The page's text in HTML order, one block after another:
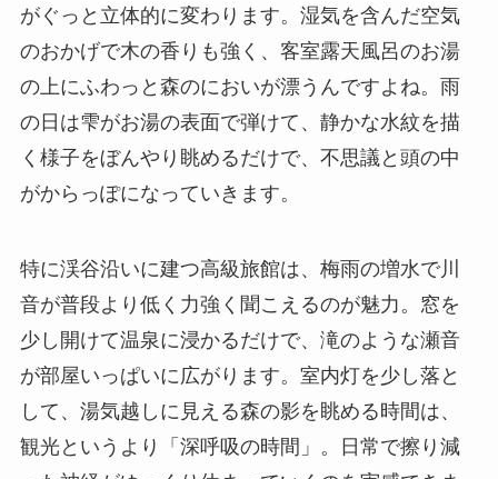
がぐっと立体的に変わります。湿気を含んだ空気
のおかげで木の香りも強く、客室露天風呂のお湯
の上にふわっと森のにおいが漂うんですよね。雨
の日は雫がお湯の表面で弾けて、静かな水紋を描
く様子をぼんやり眺めるだけで、不思議と頭の中
がからっぽになっていきます。
特に渓谷沿いに建つ高級旅館は、梅雨の増水で川
音が普段より低く力強く聞こえるのが魅力。窓を
少し開けて温泉に浸かるだけで、滝のような瀬音
が部屋いっぱいに広がります。室内灯を少し落と
して、湯気越しに見える森の影を眺める時間は、
観光というより「深呼吸の時間」。日常で擦り減